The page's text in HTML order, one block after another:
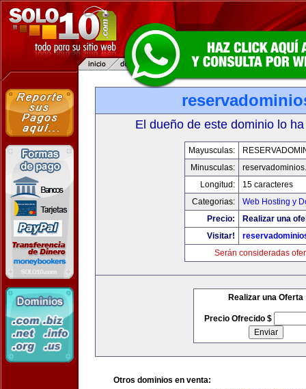
El dueño de este dominio lo
Mayusculas:
Minusculas:
Longitud:
15 caracteres
Categorias:
Web Hosting y
Precio:
Realizar una
Visitar!
Serán consideradas
Realizar una Oferta
Precio Ofrecido $
Otros dominios en venta: